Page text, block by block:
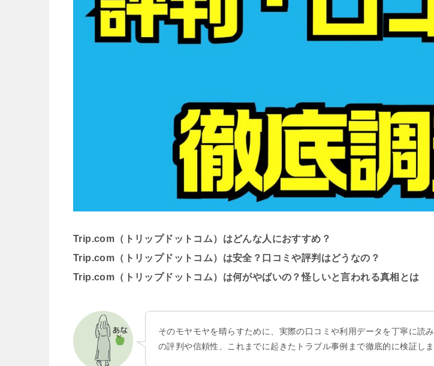
Trip.com（トリップドットコム）はどんな人におすすめ？
Trip.com（トリップドットコム）は安全？口コミや評判はどうなの？
Trip.com（トリップドットコム）は何がやばいの？怪しいと言われる真相とは
そのモヤモヤを晴らすために、実際の口コミや利用データを丁寧に読
の評判や信頼性、これまでに起きたトラブル事例まで徹底的に検証しま